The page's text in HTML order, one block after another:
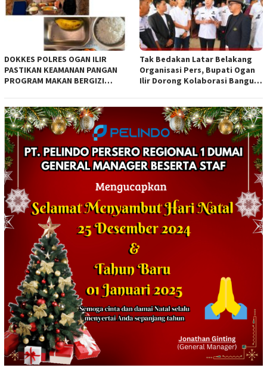
DOKKES POLRES OGAN ILIR
PASTIKAN KEAMANAN PANGAN
PROGRAM MAKAN BERGIZI
ORGANOLEPTIK*
Tak Bedakan Latar Belakang
Organisasi Pers, Bupati Ogan
Ilir Dorong Kolaborasi Bangun